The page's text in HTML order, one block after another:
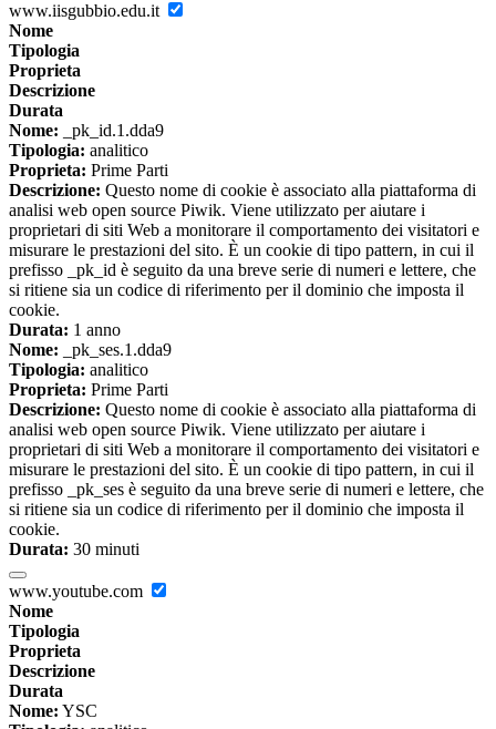
www.iisgubbio.edu.it
Nome
Tipologia
Proprieta
Descrizione
Durata
Nome: _pk_id.1.dda9
Tipologia: analitico
Proprieta: Prime Parti
Descrizione: Questo nome di cookie è associato alla piattaforma di
analisi web open source Piwik. Viene utilizzato per aiutare i
proprietari di siti Web a monitorare il comportamento dei visitatori e
misurare le prestazioni del sito. È un cookie di tipo pattern, in cui il
prefisso _pk_id è seguito da una breve serie di numeri e lettere, che
si ritiene sia un codice di riferimento per il dominio che imposta il
cookie.
Durata: 1 anno
Nome: _pk_ses.1.dda9
Tipologia: analitico
Proprieta: Prime Parti
Descrizione: Questo nome di cookie è associato alla piattaforma di
analisi web open source Piwik. Viene utilizzato per aiutare i
proprietari di siti Web a monitorare il comportamento dei visitatori e
misurare le prestazioni del sito. È un cookie di tipo pattern, in cui il
prefisso _pk_ses è seguito da una breve serie di numeri e lettere, che
si ritiene sia un codice di riferimento per il dominio che imposta il
cookie.
Durata: 30 minuti
www.youtube.com
Nome
Tipologia
Proprieta
Descrizione
Durata
Nome: YSC